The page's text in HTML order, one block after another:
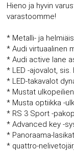
Hieno ja hyvin
varastoomme!
* Metalli- ja
* Audi virtuaalinen
* Audi active lane
* LED -ajovalot,
* LED-takavalot
* Mustat
* Musta optiikka -
* RS 3 Sport -
* Advanced key -
* Panoraama-
* quattro-